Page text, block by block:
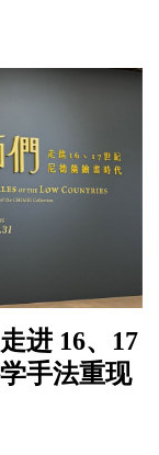
进 16、17
手法重现